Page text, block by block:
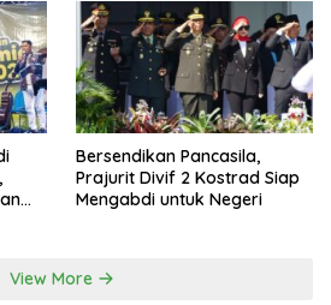
Bersendikan Pancasila,
Prajurit Divif 2 Kostrad Siap
Mengabdi untuk Negeri
View More